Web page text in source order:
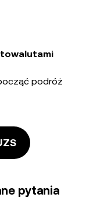
podróż
pytania